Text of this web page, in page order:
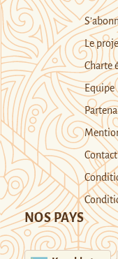
Le
Charte
Equipe
Contact
NOS PAYS